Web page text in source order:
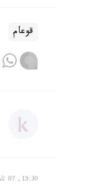
قوعام
15:30, 07 تامىز 2026